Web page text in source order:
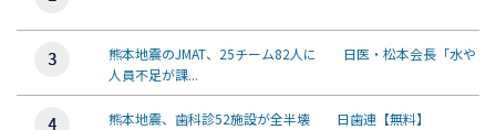
熊本地震のJMAT、25チーム82人に 日医・松本会長「水や
人員不足が課...
熊本地震、歯科診52施設が全半壊 日歯連【無料】